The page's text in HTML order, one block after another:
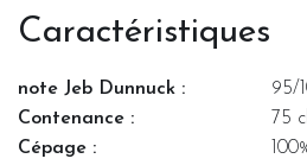
Caractéristiques
note Jeb Dunnuck :
95/
Contenance :
75 cl
Cépage :